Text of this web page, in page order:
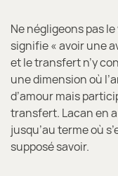
Ne négligeons pas
signifie « avoir une
et le transfert n’y
une dimension où
d’amour mais
transfert. Lacan en
jusqu’au terme où
supposé savoir.